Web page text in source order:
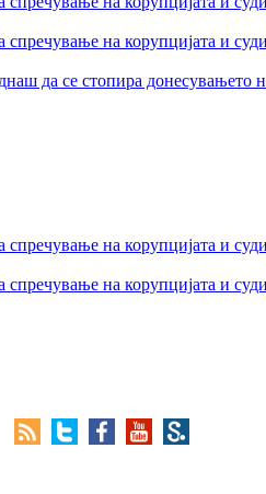
на корупцијата и
да се стопира
на корупцијата и
на корупцијата и